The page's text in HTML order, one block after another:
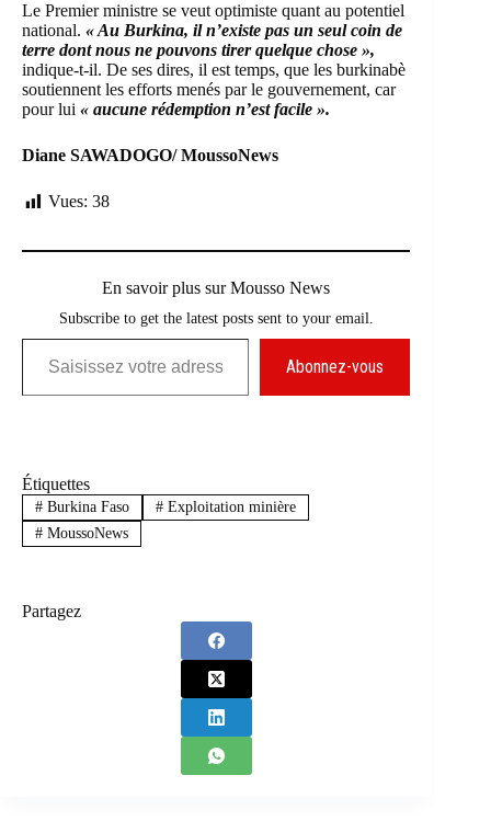
Le Premier ministre se veut optimiste quant au potentiel
national. « Au Burkina, il n’existe pas un seul coin de
terre dont nous ne pouvons tirer quelque chose »,
indique-t-il. De ses dires, il est temps, que les burkinabè
soutiennent les efforts menés par le gouvernement, car
pour lui « aucune rédemption n’est facile ».
Diane SAWADOGO/ MoussoNews
Vues: 38
En savoir plus sur Mousso News
Subscribe to get the latest posts sent to your email.
Saisissez votre adresse e-mail…
Abonnez-vous
Étiquettes
#Burkina Faso #Exploitation minière
#MoussoNews
Partagez